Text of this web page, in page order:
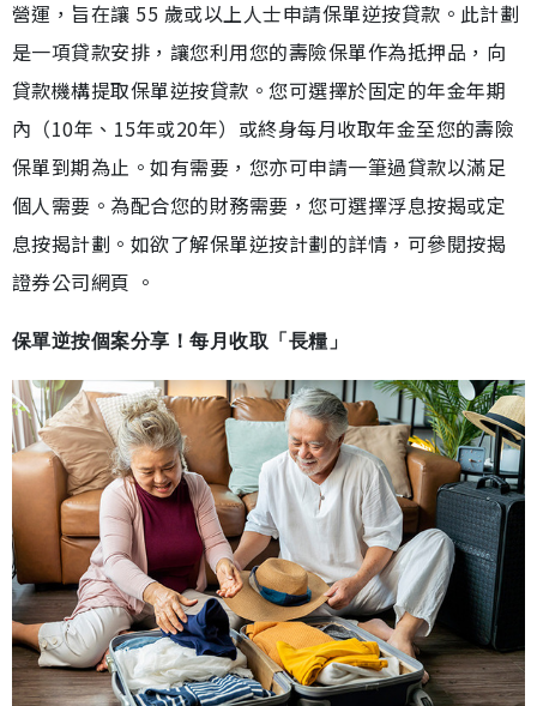
營運，旨在讓 55 歲或以上人士申請保單逆按貸款。此計劃
是一項貸款安排，讓您利用您的壽險保單作為抵押品，向
貸款機構提取保單逆按貸款。您可選擇於固定的年金年期
內（10年、15年或20年）或終身每月收取年金至您的壽險
保單到期為止。如有需要，您亦可申請一筆過貸款以滿足
個人需要。為配合您的財務需要，您可選擇浮息按揭或定
息按揭計劃。如欲了解保單逆按計劃的詳情，可參閱按揭
證券公司網頁 。
保單逆按個案分享！每月收取「長糧」